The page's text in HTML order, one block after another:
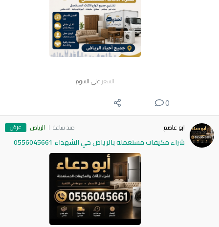
السعر على السوم
0
ابو عاصم منذ ساعة الرياض عرض
شراء مكيفات مستعمله بالرياض حي الشهداء 0556045661